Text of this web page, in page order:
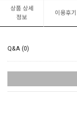
상품 상세
정보
이용후기
Q&A (0)